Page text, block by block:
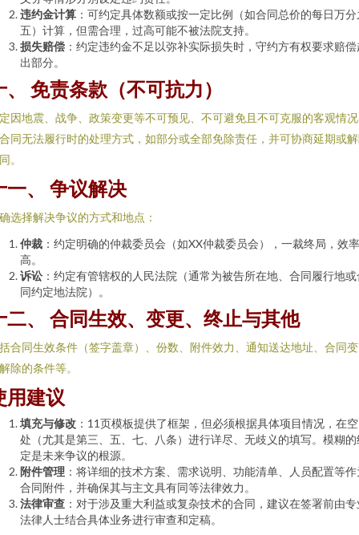
违约金计算 ：可约定具体数额或按一定比例（如合同总价的每日万分
五）计算，但需合理，过高可能不被法院支持。
损失赔偿 ：约定违约金不足以弥补实际损失时，守约方有权要求赔偿
出部分。
、 免责条款（不可抗力）
因地震、战争、政策变更等不可预见、不可避免且不可克服的客观情
同无法履行时的处理方式，如部分或全部免除责任，并可协商延期或
。
一、 争议解决
选择解决争议的方式和地点：
仲裁 ：约定明确的仲裁委员会（如XX仲裁委员会），一裁终局，效
高。
诉讼 ：约定有管辖权的人民法院（通常为被告所在地、合同履行地或
同约定地法院）。
二、 合同生效、变更、终止与其他
合同生效条件（签字盖章）、份数、附件效力、通知送达地址、合同
除的条件等。
用建议
填充与修改 ：11页模板提供了框架，但必须根据具体项目情况，在
处（尤其是第三、五、七、八条）进行详尽、无歧义的填写。模糊的
定是未来争议的根源。
附件管理 ：将详细的技术方案、需求说明、功能清单、人员配置等作
合同附件，并确保其与主文具有同等法律效力。
法律审查 ：对于涉及重大利益或复杂技术的合同，建议在签署前由专
法律人士结合具体业务进行审查和定稿。